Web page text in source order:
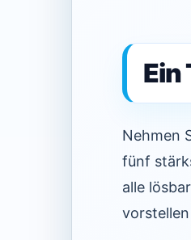
Ein
Nehmen
fünf
alle